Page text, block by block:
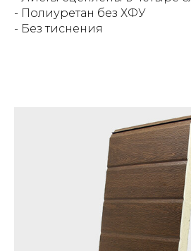
- Полиуретан без ХФУ
- Без тиснения